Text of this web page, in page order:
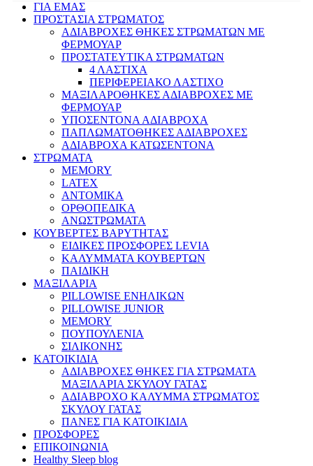
ΓΙΑ ΕΜΑΣ
ΠΡΟΣΤΑΣΙΑ ΣΤΡΩΜΑΤΟΣ
ΑΔΙΑΒΡΟΧΕΣ ΘΗΚΕΣ ΣΤΡΩΜΑΤΩΝ ΜΕ
ΦΕΡΜΟΥΑΡ
ΠΡΟΣΤΑΤΕΥΤΙΚΑ ΣΤΡΩΜΑΤΩΝ
4 ΛΑΣΤΙΧΑ
ΠΕΡΙΦΕΡΕΙΑΚΟ ΛΑΣΤΙΧΟ
ΜΑΞΙΛΑΡΟΘΗΚΕΣ ΑΔΙΑΒΡΟΧΕΣ ΜΕ
ΦΕΡΜΟΥΑΡ
ΥΠΟΣΕΝΤΟΝΑ ΑΔΙΑΒΡΟΧΑ
ΠΑΠΛΩΜΑΤΟΘΗΚΕΣ ΑΔΙΑΒΡΟΧΕΣ
ΑΔΙΑΒΡΟΧΑ ΚΑΤΩΣΕΝΤΟΝΑ
ΣΤΡΩΜΑΤΑ
MEMORY
LATEX
ΑΝΤΟΜΙΚΑ
ΟΡΘΟΠΕΔΙΚΑ
ΑΝΩΣΤΡΩΜΑΤΑ
ΚΟΥΒΕΡΤΕΣ ΒΑΡΥΤΗΤΑΣ
ΕΙΔΙΚΕΣ ΠΡΟΣΦΟΡΕΣ LEVIA
ΚΑΛΥΜΜΑΤΑ ΚΟΥΒΕΡΤΩΝ
ΠΑΙΔΙΚΗ
ΜΑΞΙΛΑΡΙΑ
PILLOWISE ΕΝΗΛΙΚΩΝ
PILLOWISE JUNIOR
MEMORY
ΠΟΥΠΟΥΛΕΝΙΑ
ΣΙΛΙΚΟΝΗΣ
ΚΑΤΟΙΚΙΔΙΑ
ΑΔΙΑΒΡΟΧΕΣ ΘΗΚΕΣ ΓΙΑ ΣΤΡΩΜΑΤΑ
ΜΑΞΙΛΑΡΙΑ ΣΚΥΛΟΥ ΓΑΤΑΣ
ΑΔΙΑΒΡΟΧΟ ΚΑΛΥΜΜΑ ΣΤΡΩΜΑΤΟΣ
ΣΚΥΛΟΥ ΓΑΤΑΣ
ΠΑΝΕΣ ΓΙΑ ΚΑΤΟΙΚΙΔΙΑ
ΠΡΟΣΦΟΡΕΣ
ΕΠΙΚΟΙΝΩΝΙΑ
Healthy Sleep blog